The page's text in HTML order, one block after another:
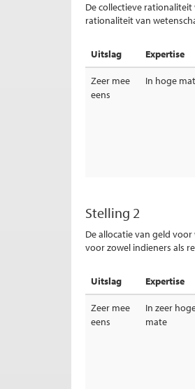
De collectieve rationaliteit
rationaliteit van
Uitslag Expertise
Zeer mee
eens
In hoge
Stelling 2
De allocatie van geld
voor zowel indieners als
Uitslag Expertise
Zeer mee
eens
In zeer
mate